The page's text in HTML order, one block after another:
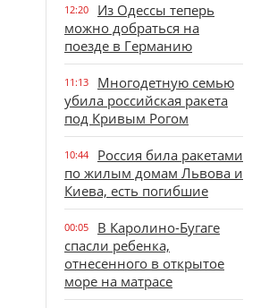
12:20
Из Одессы теперь
можно добраться на
поезде в Германию
11:13
Многодетную семью
убила российская ракета
под Кривым Рогом
10:44
Россия била ракетами
по жилым домам Львова и
Киева, есть погибшие
00:05
В Каролино-Бугаге
спасли ребенка,
отнесенного в открытое
море на матрасе